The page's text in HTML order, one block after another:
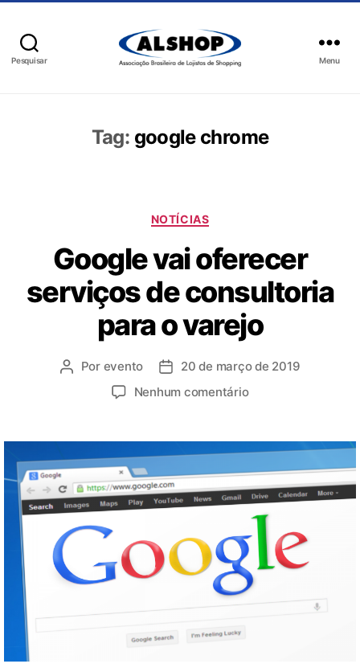
Pesquisar Menu
Tag: google chrome
NOTÍCIAS
Google vai oferecer
serviços de consultoria
para o varejo
Por evento
20 de março de 2019
Nenhum comentário